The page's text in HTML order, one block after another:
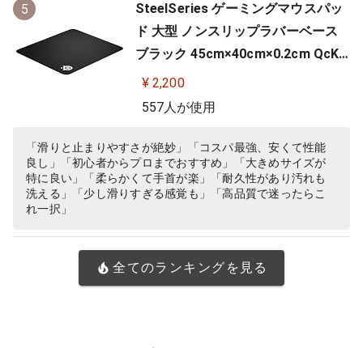
5
SteelSeries ゲーミングマウスパッ
ド 大型 ノンスリップラバーベース
ブラック 45cm×40cm×0.2cm QcK
+ 63003
¥ 2,200
557人が使用
「滑りと止まりやすさが絶妙」「コスパ最強、安くて性能
良し」「初心者からプロまでおすすめ」「大きめサイズが
特に良い」「柔らかくて手首が楽」「耐久性があり汚れも
洗える」「少し滑りすぎる感覚も」「高品質で迷ったらこ
れ一択」
全てのランキングを見る